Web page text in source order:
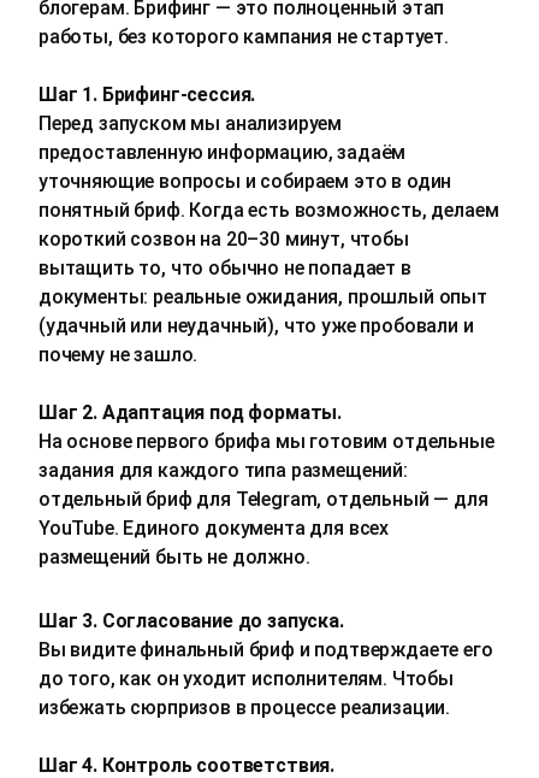
блогерам. Брифинг — это полноценный этап
работы, без которого кампания не стартует.
Шаг 1. Брифинг‑сессия.
Перед запуском мы анализируем
предоставленную информацию, задаём
уточняющие вопросы и собираем это в один
понятный бриф. Когда есть возможность, делаем
короткий созвон на 20–30 минут, чтобы
вытащить то, что обычно не попадает в
документы: реальные ожидания, прошлый опыт
(удачный или неудачный), что уже пробовали и
почему не зашло.
Шаг 2. Адаптация под форматы.
На основе первого брифа мы готовим отдельные
задания для каждого типа размещений:
отдельный бриф для Telegram, отдельный — для
YouTube. Единого документа для всех
размещений быть не должно.
Шаг 3. Согласование до запуска.
Вы видите финальный бриф и подтверждаете его
до того, как он уходит исполнителям. Чтобы
избежать сюрпризов в процессе реализации.
Шаг 4. Контроль соответствия.